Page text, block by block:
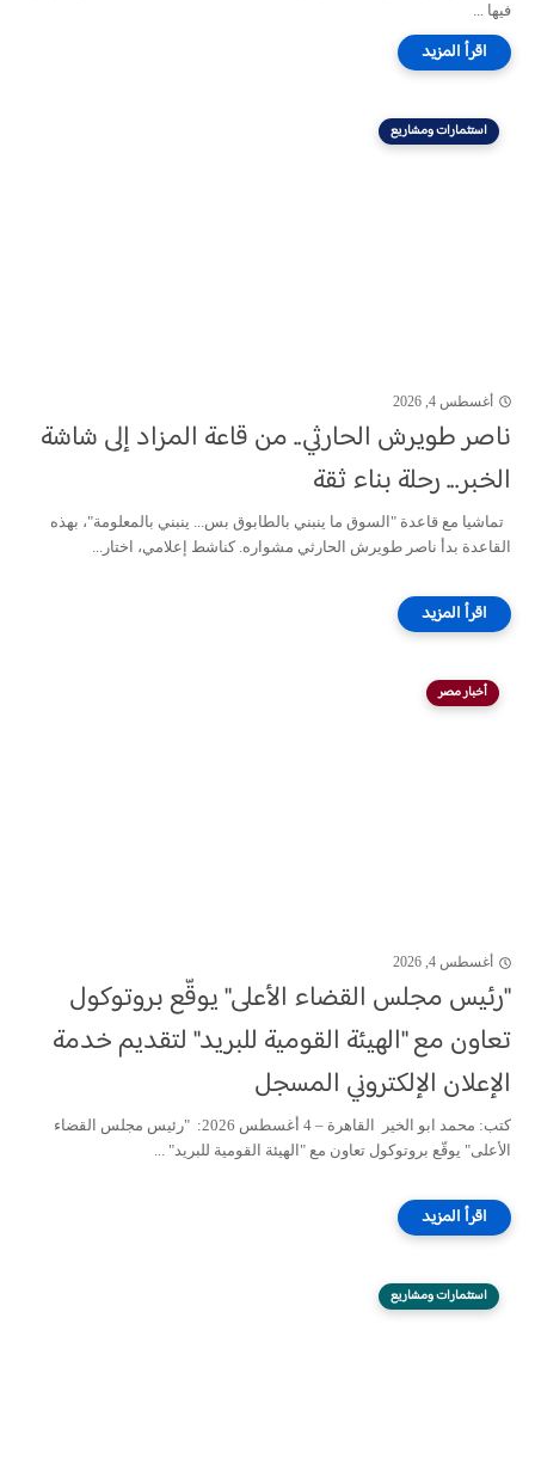
فيها ...
استثمارات ومشاريع
أغسطس 4, 2026
ناصر طويرش الحارثي.. من قاعة المزاد إلى شاشة
الخبر... رحلة بناء ثقة
تماشيا مع قاعدة "السوق ما ينبني بالطابوق بس... ينبني بالمعلومة"، بهذه
القاعدة بدأ ناصر طويرش الحارثي مشواره. كناشط إعلامي، اختار...
أخبار مصر
أغسطس 4, 2026
"رئيس مجلس القضاء الأعلى" يوقّع بروتوكول
تعاون مع "الهيئة القومية للبريد" لتقديم خدمة
الإعلان الإلكتروني المسجل
كتب: محمد ابو الخير القاهرة – 4 أغسطس 2026: "رئيس مجلس القضاء
الأعلى" يوقّع بروتوكول تعاون مع "الهيئة القومية للبريد" ...
استثمارات ومشاريع